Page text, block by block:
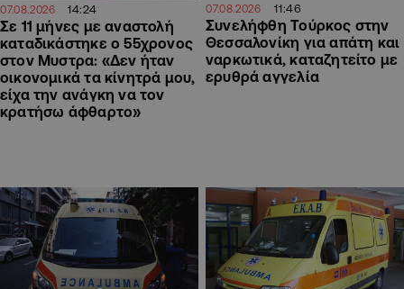
07.08.2026 14:24
Σε 11 μήνες με αναστολή
καταδικάστηκε ο 55χρονος
στον Μυστρα: «Δεν ήταν
οικονομικά τα κίνητρά μου,
είχα την ανάγκη να τον
κρατήσω άφθαρτο»
07.08.2026 11:46
Συνελήφθη Τούρκος στην
Θεσσαλονίκη για απάτη και
ναρκωτικά, καταζητείτο με
ερυθρά αγγελία